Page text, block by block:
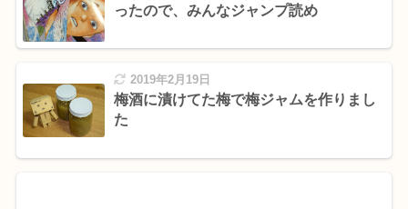
ったので、みんなジャンプ読め
2019年2月19日
梅酒に漬けてた梅で梅ジャムを作りまし
た